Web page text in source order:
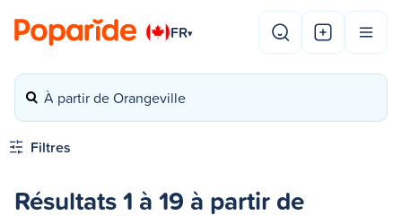
FR▾
À partir de Orangeville
Filtres
Résultats 1 à 19 à partir de